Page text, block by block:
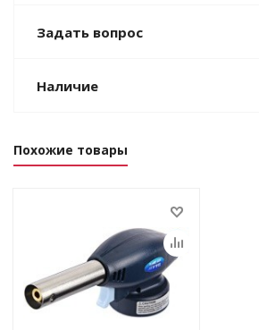
Задать вопрос
Наличие
Похожие товары